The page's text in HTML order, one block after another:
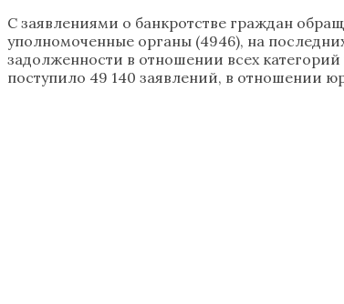
С заявлениями о банкротстве граждан
уполномоченные органы (4946), на
задолженности в отношении всех
поступило 49 140 заявлений, в отношении